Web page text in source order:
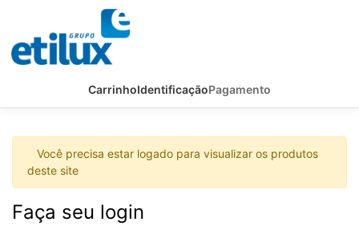
CarrinhoIdentificaçãoPagamento
Você precisa estar logado para visualizar os produtos
deste site
Faça seu login